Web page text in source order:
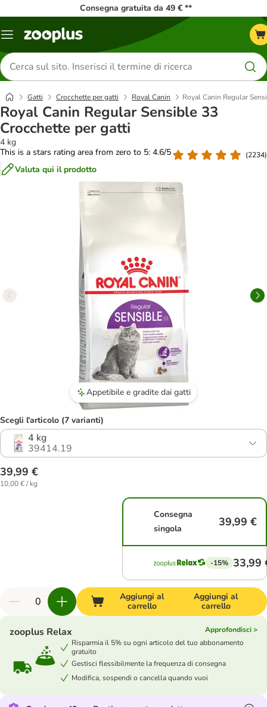
Consegna gratuita da 49 € **
Overview
Cerca
prodotti
Gatti Crocchette per gatti Royal Canin Royal Canin Regular
Royal Canin Regular Sensible 33
Crocchette per gatti
4 kg
This is a stars rating area from zero to 5: 4.6/5
(2234)
Valuta qui il prodotto
Appetibile e gradite dai gatti
Scegli l'articolo (7 varianti)
4 kg
39414.19
39,99 €
10,00 € / kg
Consegna
singola
39,99 €
-15% 33,99
Aggiungi al
carrello
Aggiungi al
carrello
zooplus Relax
Approfondisci >
Risparmia il 5% su ogni articolo del tuo abbonamento
gratuito
Gestisci flessibilmente la frequenza di consegna
Modifica, sospendi o cancella quando vuoi